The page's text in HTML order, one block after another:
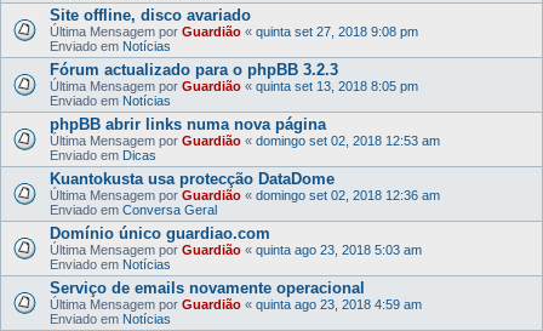
Site offline, disco avariado
Última Mensagem por Guardião « quinta set 27, 2018 9:08 pm
Enviado em Notícias
Fórum actualizado para o phpBB 3.2.3
Última Mensagem por Guardião « quinta set 13, 2018 8:05 pm
Enviado em Notícias
phpBB abrir links numa nova página
Última Mensagem por Guardião « domingo set 02, 2018 12:53 am
Enviado em Dicas
Kuantokusta usa protecção DataDome
Última Mensagem por Guardião « domingo set 02, 2018 12:36 am
Enviado em Conversa Geral
Domínio único guardiao.com
Última Mensagem por Guardião « quinta ago 23, 2018 5:03 am
Enviado em Notícias
Serviço de emails novamente operacional
Última Mensagem por Guardião « quinta ago 23, 2018 4:59 am
Enviado em Notícias